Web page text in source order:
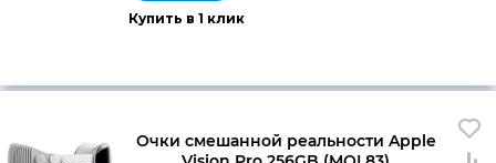
Купить в 1 клик
Очки смешанной реальности Apple